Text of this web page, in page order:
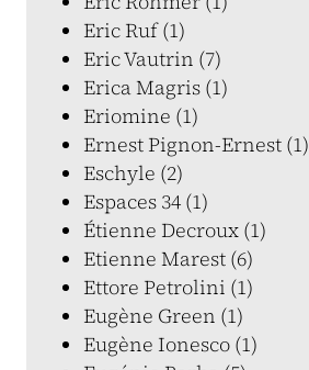
Eric Ruf (1)
Eric Vautrin (7)
Erica Magris (1)
Eriomine (1)
Ernest Pignon-Ernest (1)
Eschyle (2)
Espaces 34 (1)
Étienne Decroux (1)
Etienne Marest (6)
Ettore Petrolini (1)
Eugène Green (1)
Eugène Ionesco (1)